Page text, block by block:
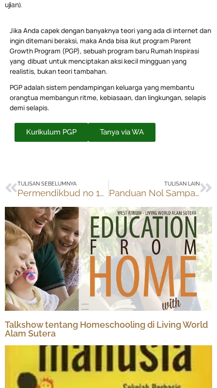
ujian).
Jika Anda capek dengan banyaknya teori yang ada di internet dan
ingin ditemani beraksi, maka Anda bisa ikut program Parent
Growth Program (PGP), sebuah program baru Rumah Inspirasi
yang dibuat untuk menciptakan aksi kecil mingguan yang
realistis, bukan teori tambahan.
PGP adalah sistem pendampingan keluarga yang membantu
orangtua membangun ritme, kebiasaan, dan lingkungan, selapis
demi selapis.
Kurikulum PGP Tanya via WA
Prev
TULISAN SEBELUMNYA
Permendikbud no 129/2014 tentang Homeschooling (SekolahRumah)
TULISAN LAIN
Panduan Nol Sampah (zero waste) untuk Peserta & Panitia
Talkshow tentang Homeschooling di Living World
Alam Sutera